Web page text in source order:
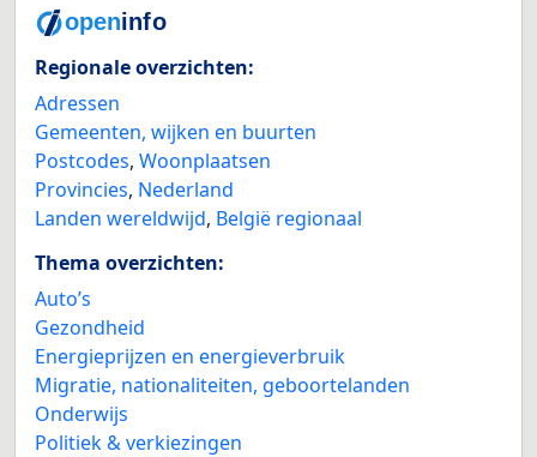
Regionale overzichten:
Adressen
Gemeenten, wijken en buurten
Postcodes, Woonplaatsen
Provincies, Nederland
Landen wereldwijd, België regionaal
Thema overzichten:
Auto’s
Gezondheid
Energieprijzen en energieverbruik
Migratie, nationaliteiten, geboortelanden
Onderwijs
Politiek & verkiezingen